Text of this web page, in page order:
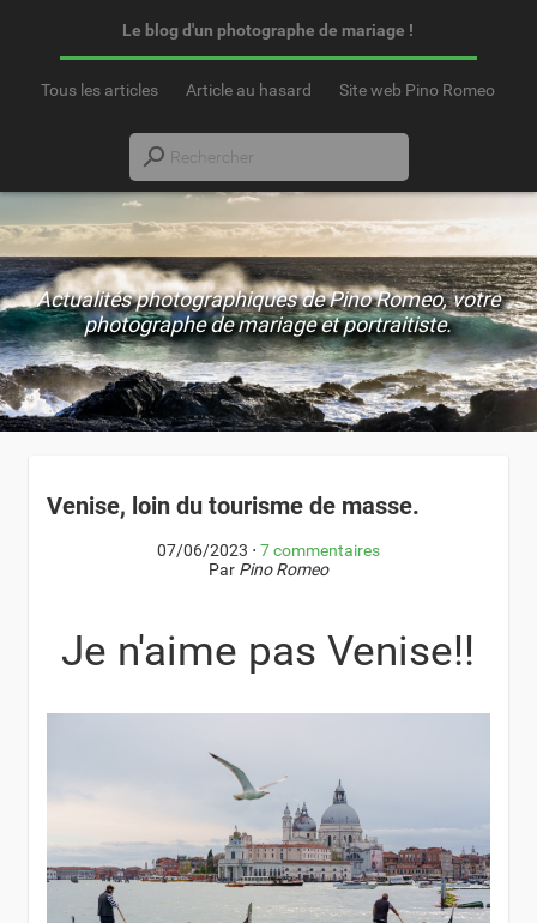
Le blog d'un photographe de mariage !
Tous les articles Article au hasard Site web Pino Romeo
Actualités photographiques de Pino Romeo, votre
photographe de mariage et portraitiste.
Venise, loin du tourisme de masse.
07/06/2023 ⋅ 7 commentaires
Par Pino Romeo
Je n'aime pas Venise!!